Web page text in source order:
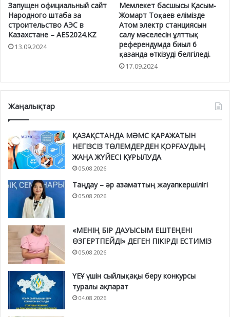
Запущен официальный сайт
Народного штаба за
строительство АЭС в
Казахстане – AES2024.KZ
13.09.2024
Мемлекет басшысы Қасым-
Жомарт Тоқаев елімізде
Атом электр станциясын
салу мәселесін ұлттық
референдумда биыл 6
қазанда өткізуді белгіледі.
17.09.2024
Жаңалықтар
ҚАЗАҚСТАНДА МӘМС ҚАРАЖАТЫН
НЕГІЗСІЗ ТӨЛЕМДЕРДЕН ҚОРҒАУДЫҢ
ЖАҢА ЖҮЙЕСІ ҚҰРЫЛУДА
05.08.2026
Таңдау – әр азаматтың жауапкершілігі
05.08.2026
«МЕНІҢ БІР ДАУЫСЫМ ЕШТЕҢЕНІ
ӨЗГЕРТПЕЙДІ» ДЕГЕН ПІКІРДІ ЕСТИМІЗ
05.08.2026
ҮЕҰ үшін сыйлықақы беру конкурсы
туралы ақпарат
04.08.2026